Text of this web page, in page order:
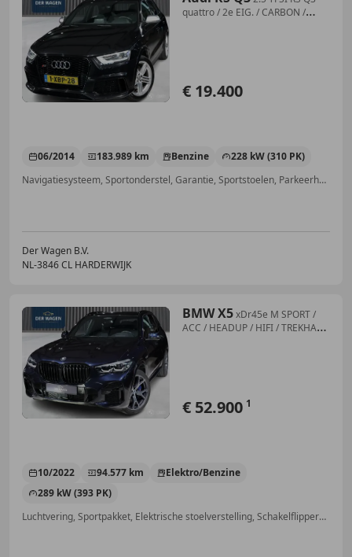
quattro / 2e EIG. / CARBON /
€ 19.400
06/2014 183.989 km Benzine
228 kW (310 PK)
Navigatiesysteem, Sportonderstel, Garantie, Sportstoelen, Parkeerhulp voor, Bandenspanningscontrole, Met onderhoudshistorie, Stoelverwarming
Der Wagen B.V.
NL-3846 CL HARDERWIJK
BMW X5xDr45e M SPORT /
ACC / HEADUP / HIFI / TREKHAAK
€ 52.900 1
10/2022 94.577 km
Elektro/Benzine
289 kW (393 PK)
Luchtvering, Sportpakket, Elektrische stoelverstelling, Schakelflippers, Head-up display, Garantie, Stoelverwarming, Sportonderstel